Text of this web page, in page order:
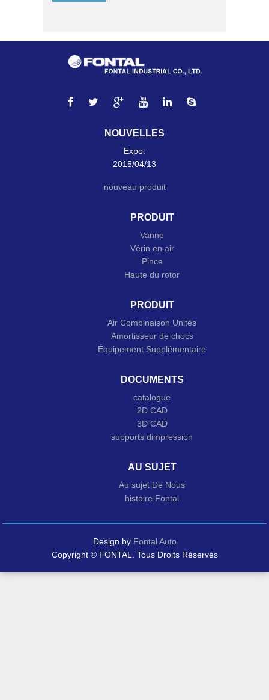
NOUVELLES
Expo:
2015/04/13
nouveau produit
PRODUIT
Vanne
Vérin en air
Pince
Haute du rotor
PRODUIT
Air Combinaison Unités
Amortisseur de chocs
Équipement Supplémentaire
DOCUMENTS
catalogue
2D CAD
3D CAD
supports dimpression
AU SUJET
Au sujet De Nous
histoire Fontal
Design by Fontal Auto
Copyright © FONTAL. Tous Droits Réservés